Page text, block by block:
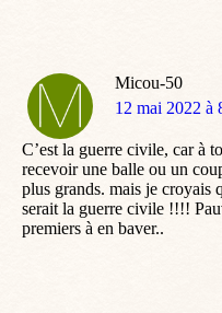
Micou-50
dit
12 mai 2022 à
C’est la guerre civile, car à
recevoir une balle ou un
plus grands. mais je croyais
serait la guerre civile !!!!
premiers à en baver..